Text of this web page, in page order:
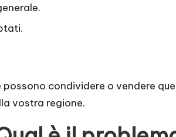
condividere o vendere
vostra regione.